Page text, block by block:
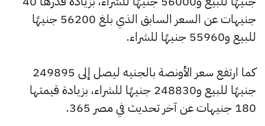
جنيهات عن السعر السابق الذي بلغ 56200 جنيهًا
للبيع و55960 جنيهًا للشراء.
كما ارتفع سعر الأونصة بالجنيه ليصل إلى 249895
جنيهًا للبيع و248830 جنيهًا للشراء، بزيادة قيمتها
180 جنيهات عن آخر تحديث في مصر 365.